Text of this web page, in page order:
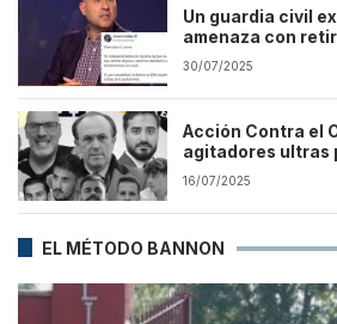
Un guardia civil
amenaza con
Periodista
30/07/2025
Acción Contra el
agitadores ultras
racismo en Torre
16/07/2025
EL MÉTODO BANNON